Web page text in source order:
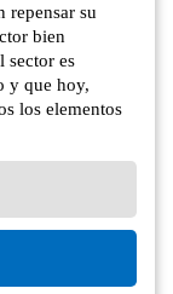
repensar su
bien
sector es
y que hoy,
los elementos